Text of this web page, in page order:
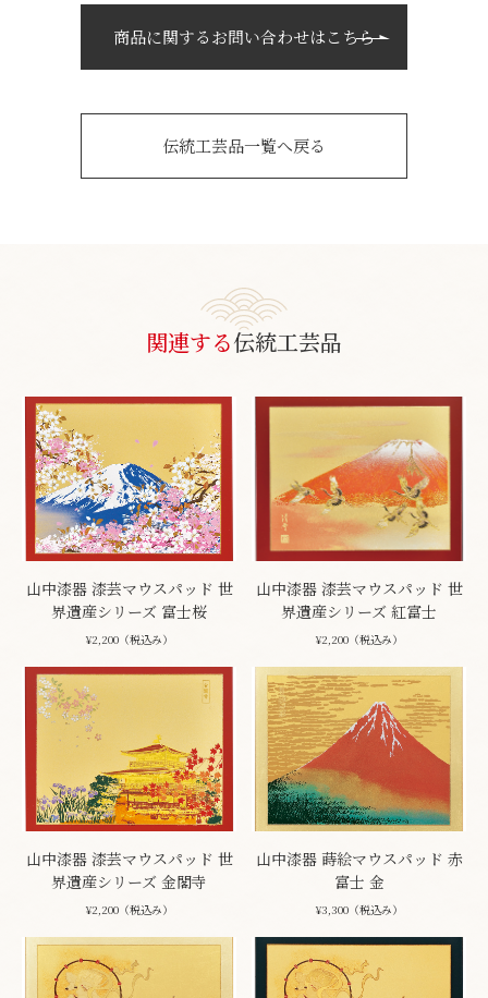
商品に関するお問い合わせはこちら
伝統工芸品一覧へ戻る
関連する伝統工芸品
山中漆器 漆芸マウスパッド 世
界遺産シリーズ 富士桜
¥2,200（税込み）
山中漆器 漆芸マウスパッド 世
界遺産シリーズ 紅富士
¥2,200（税込み）
山中漆器 漆芸マウスパッド 世
界遺産シリーズ 金閣寺
¥2,200（税込み）
山中漆器 蒔絵マウスパッド 赤
富士 金
¥3,300（税込み）